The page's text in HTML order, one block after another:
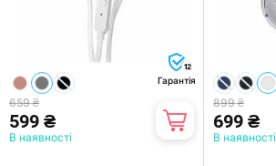
12
Гарантія
659 ₴
599 ₴
В наявності
899 ₴
699 ₴
В наявності